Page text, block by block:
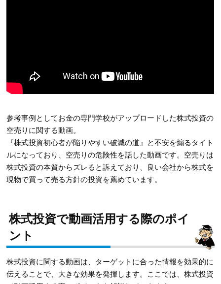
参考事例としてお金の専門学校がアップロードした株式投資の
空売りに関する動画。
『株式投資初心者が陥りやすい破滅の道』と不安を煽るタイト
ルになっており、空売りの危険性を話した動画です。空売りは
株式投資の本質からズレると訴えており、良い会社から株式を
現物で買って売る方針の投資を薦めています。
株式投資で動画活用する際のポイ
ント
株式投資に関する動画は、ターゲットに合った情報を効果的に
伝えることで、大きな効果を発揮します。ここでは、株式投資